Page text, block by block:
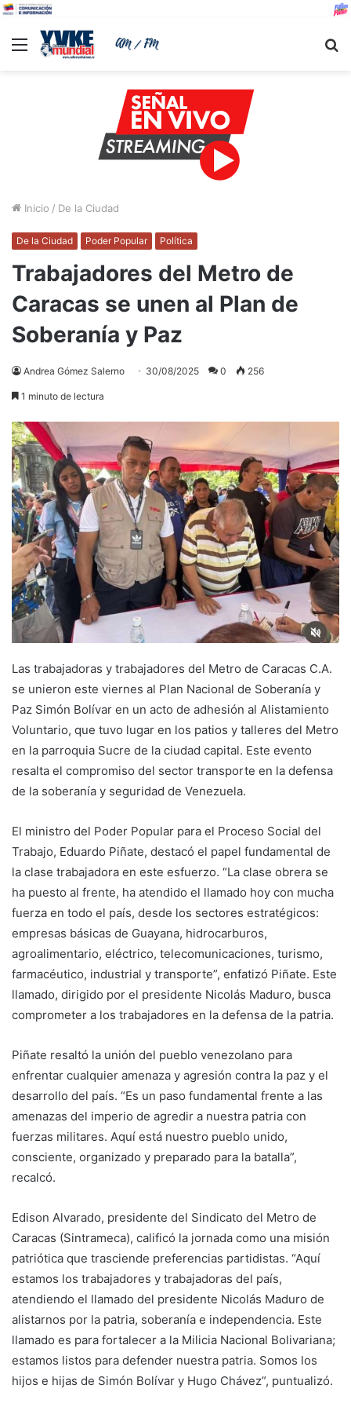
Menu
Inicio / De la Ciudad
De la Ciudad Poder Popular Política
Trabajadores del Metro de
Caracas se unen al Plan de
Soberanía y Paz
Andrea Gómez Salerno 30/08/2025 0 256
1 minuto de lectura
Las trabajadoras y trabajadores del Metro de Caracas C.A.
se unieron este viernes al Plan Nacional de Soberanía y
Paz Simón Bolívar en un acto de adhesión al Alistamiento
Voluntario, que tuvo lugar en los patios y talleres del Metro
en la parroquia Sucre de la ciudad capital. Este evento
resalta el compromiso del sector transporte en la defensa
de la soberanía y seguridad de Venezuela.
El ministro del Poder Popular para el Proceso Social del
Trabajo, Eduardo Piñate, destacó el papel fundamental de
la clase trabajadora en este esfuerzo. “La clase obrera se
ha puesto al frente, ha atendido el llamado hoy con mucha
fuerza en todo el país, desde los sectores estratégicos:
empresas básicas de Guayana, hidrocarburos,
agroalimentario, eléctrico, telecomunicaciones, turismo,
farmacéutico, industrial y transporte”, enfatizó Piñate. Este
llamado, dirigido por el presidente Nicolás Maduro, busca
comprometer a los trabajadores en la defensa de la patria.
Piñate resaltó la unión del pueblo venezolano para
enfrentar cualquier amenaza y agresión contra la paz y el
desarrollo del país. “Es un paso fundamental frente a las
amenazas del imperio de agredir a nuestra patria con
fuerzas militares. Aquí está nuestro pueblo unido,
consciente, organizado y preparado para la batalla”,
recalcó.
Edison Alvarado, presidente del Sindicato del Metro de
Caracas (Sintrameca), calificó la jornada como una misión
patriótica que trasciende preferencias partidistas. “Aquí
estamos los trabajadores y trabajadoras del país,
atendiendo el llamado del presidente Nicolás Maduro de
alistarnos por la patria, soberanía e independencia. Este
llamado es para fortalecer a la Milicia Nacional Bolivariana;
estamos listos para defender nuestra patria. Somos los
hijos e hijas de Simón Bolívar y Hugo Chávez”, puntualizó.